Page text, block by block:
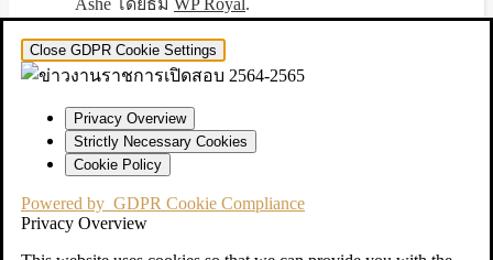
Ashe โดยธีม WP Royal.
Close GDPR Cookie Settings
Privacy Overview
Strictly Necessary Cookies
Cookie Policy
Powered by GDPR Cookie Compliance
Privacy Overview